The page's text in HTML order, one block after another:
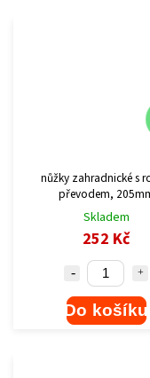
nůžky zahradnické s
převodem,
Skladem
252 Kč
Do košíku